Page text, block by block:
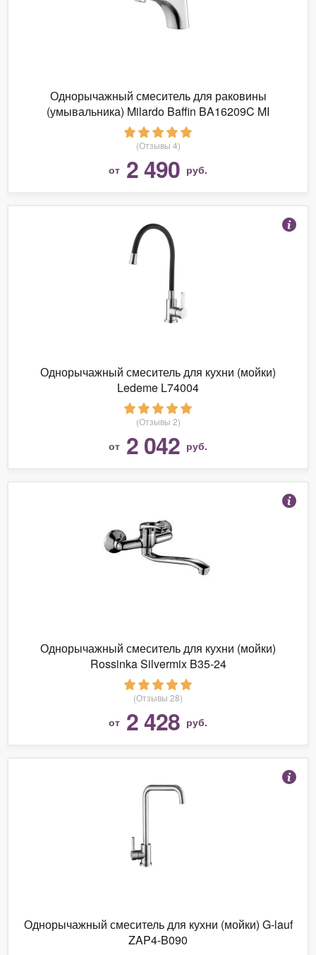
Однорычажный смеситель для раковины
(умывальника) Milardo Baffin BA16209C MI
(Отзывы 4)
от 2 490 руб.
Однорычажный смеситель для кухни (мойки)
Ledeme L74004
(Отзывы 2)
от 2 042 руб.
Однорычажный смеситель для кухни (мойки)
Rossinka Silvermix B35-24
(Отзывы 28)
от 2 428 руб.
Однорычажный смеситель для кухни (мойки) G-lauf
ZAP4-B090